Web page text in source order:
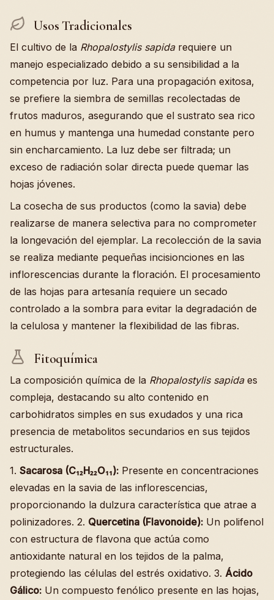
Usos Tradicionales
El cultivo de la Rhopalostylis sapidarequiere un
manejo especializado debido a su sensibilidad a la
competencia por luz. Para una propagación exitosa,
se prefiere la siembra de semillas recolectadas de
frutos maduros, asegurando que el sustrato sea rico
en humus y mantenga una humedad constante pero
sin encharcamiento. La luz debe ser filtrada; un
exceso de radiación solar directa puede quemar las
hojas jóvenes.
La cosecha de sus productos (como la savia) debe
realizarse de manera selectiva para no comprometer
la longevación del ejemplar. La recolección de la savia
se realiza mediante pequeñas incisionciones en las
inflorescencias durante la floración. El procesamiento
de las hojas para artesanía requiere un secado
controlado a la sombra para evitar la degradación de
la celulosa y mantener la flexibilidad de las fibras.
Fitoquímica
La composición química de la Rhopalostylis sapidaes
compleja, destacando su alto contenido en
carbohidratos simples en sus exudados y una rica
presencia de metabolitos secundarios en sus tejidos
estructurales.
1. Sacarosa (C₁₂H₂₂O₁₁): Presente en concentraciones
elevadas en la savia de las inflorescencias,
proporcionando la dulzura característica que atrae a
polinizadores. 2. Quercetina (Flavonoide): Un polifenol
con estructura de flavona que actúa como
antioxidante natural en los tejidos de la palma,
protegiendo las células del estrés oxidativo. 3. Ácido
Gálico: Un compuesto fenólico presente en las hojas,